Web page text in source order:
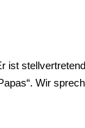
ist
Wir